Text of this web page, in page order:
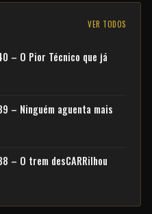
VER TODOS
– O Pior Técnico que já
– Ninguém aguenta mais
– O trem desCARRilhou